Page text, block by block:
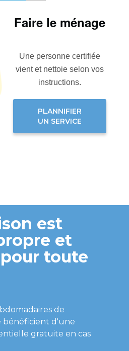
Faire le ménage
Une personne certifiée
vient et nettoie selon vos
instructions.
PLANNIFIER
UN SERVICE
est
et
toute
de
bénéficient d'une
gratuite en cas